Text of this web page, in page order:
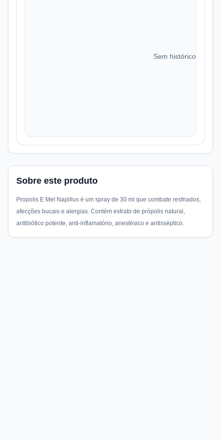
Sem histórico de
Sobre este produto
Propolis E Mel Napillus é um spray de 30 ml que combate resfriados,
afecções bucais e alergias. Contém extrato de própolis natural,
antibiótico potente, anti-inflamatório, anestésico e antisséptico.